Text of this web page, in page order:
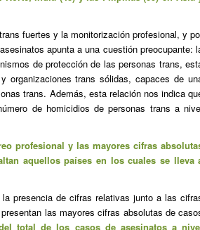
fuertes y la monitorización profesional, y
apunta a una cuestión preocupante:
de protección de las personas trans,
organizaciones trans sólidas, capaces de
trans. Además, esta relación nos indica
de homicidios de personas trans a
profesional y las mayores cifras
aquellos países en los cuales se lleva
presencia de cifras relativas junto a las
presentan las mayores cifras absolutas de
total de los casos de asesinatos a